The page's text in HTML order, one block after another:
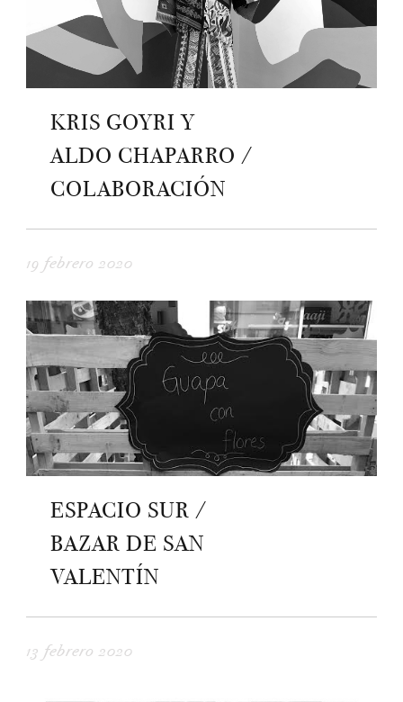
KRIS GOYRI Y
ALDO CHAPARRO /
COLABORACIÓN
19 febrero 2020
ESPACIO SUR /
BAZAR DE SAN
VALENTÍN
13 febrero 2020